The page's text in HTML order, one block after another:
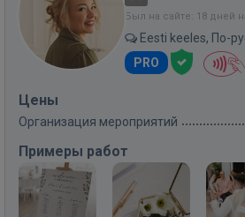
Был на сайте: 18 дней
Eesti keeles, По-
PRO
Цены
Организация мероприятий
Примеры работ